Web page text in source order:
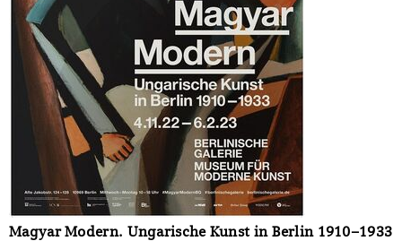
Magyar Modern. Ungarische Kunst in Berlin 1910–1933